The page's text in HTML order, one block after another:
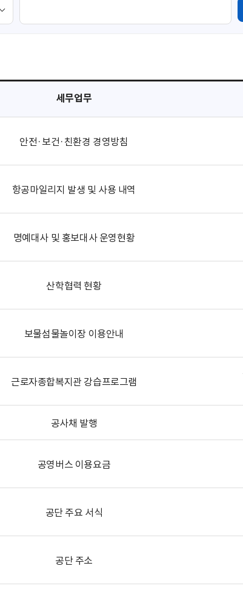
세무업무
안전·보건·친환경 경영방침
항공마일리지 발생 및 사용 내역
명예대사 및 홍보대사 운영현황
산학협력 현황
보물섬물놀이장 이용안내
근로자종합복지관 강습프로그램
공사채 발행
공영버스 이용요금
공단 주요 서식
공단 주소